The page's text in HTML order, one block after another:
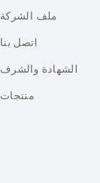
ملف الشركة
اتصل بنا
الشهادة والشرف
منتجات